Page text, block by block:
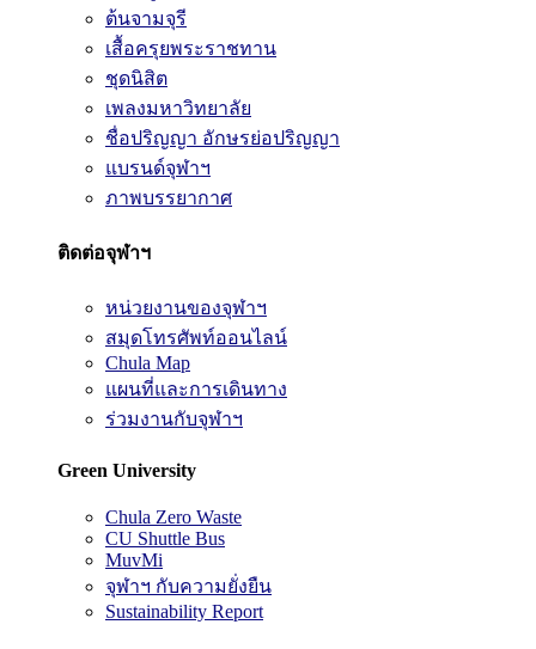
ต้นจามจุรี
เสื้อครุยพระราชทาน
ชุดนิสิต
เพลงมหาวิทยาลัย
ชื่อปริญญา อักษรย่อปริญญา
แบรนด์จุฬาฯ
ภาพบรรยากาศ
ติดต่อจุฬาฯ
หน่วยงานของจุฬาฯ
สมุดโทรศัพท์ออนไลน์
Chula Map
แผนที่และการเดินทาง
ร่วมงานกับจุฬาฯ
Green University
Chula Zero Waste
CU Shuttle Bus
MuvMi
จุฬาฯ กับความยั่งยืน
Sustainability Report